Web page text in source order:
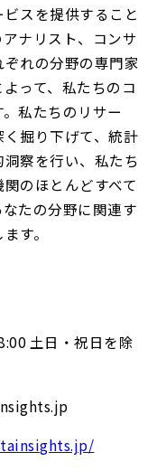
スを提供すること
ナリスト、コンサ
れの分野の専門家
って、私たちのコ
私たちのリサー
掘り下げて、統計
察を行い、私たち
のほとんどすべて
たの分野に関連す
す。
土日・祝日を除